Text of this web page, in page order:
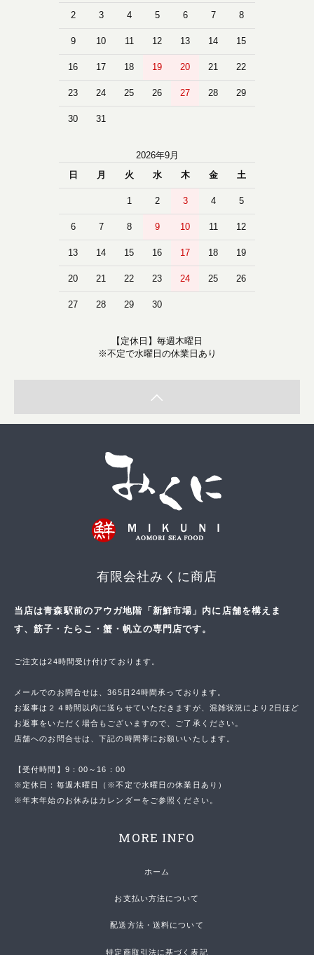
2 3 4 5 6 7 8
9 10 11 12 13 14 15
16 17 18 19 20 21 22
23 24 25 26 27 28 29
30 31
2026年9月
日
月 火 水 木 金 土
1 2 3 4 5
6 7 8 9 10 11 12
13 14 15 16 17 18 19
20 21 22 23 24 25 26
27 28 29 30
【定休日】毎週木曜日
※不定で水曜日の休業日あり
有限会社みくに商店
当店は青森駅前のアウガ地階「新鮮市場」内に店舗を構えま
す、筋子・たらこ・蟹・帆立の専門店です。
ご注文は24時間受け付けております。
メールでのお問合せは、365日24時間承っております。
お返事は２４時間以内に送らせていただきますが、混雑状況により2日ほど
お返事をいただく場合もございますので、ご了承ください。
店舗へのお問合せは、下記の時間帯にお願いいたします。
【受付時間】9：00～16：00
※定休日：毎週木曜日（※不定で水曜日の休業日あり）
※年末年始のお休みはカレンダーをご参照ください。
MORE INFO
ホーム
お支払い方法について
配送方法・送料について
特定商取引法に基づく表記